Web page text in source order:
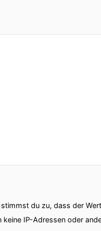
du zu, dass der
IP-Adressen oder